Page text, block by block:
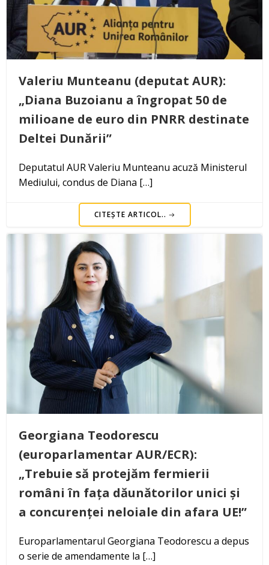
Valeriu Munteanu (deputat AUR):
„Diana Buzoianu a îngropat 50 de
milioane de euro din PNRR destinate
Deltei Dunării”
Deputatul AUR Valeriu Munteanu acuză Ministerul
Mediului, condus de Diana […]
CITEȘTE ARTICOL..
Georgiana Teodorescu
(europarlamentar AUR/ECR):
„Trebuie să protejăm fermierii
români în fața dăunătorilor unici și
a concurenței neloiale din afara UE!”
Europarlamentarul Georgiana Teodorescu a depus
o serie de amendamente la […]